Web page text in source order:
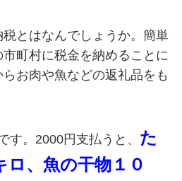
とはなんでしょうか。簡単
町村に税金を納めることに
お肉や魚などの返礼品をも
す。2000円支払うと、 た
ロ、魚の干物１０